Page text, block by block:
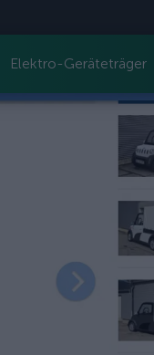
Elektro-Geräteträger